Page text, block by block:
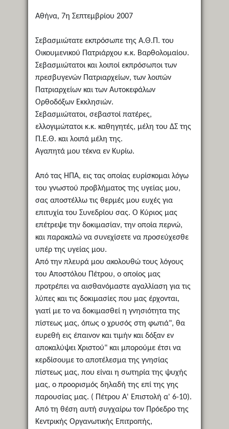
Αθήνα, 7η Σεπτεμβρίου 2007
Σεβασμιώτατε εκπρόσωπε της Α.Θ.Π. του
Οικουμενικού Πατριάρχου κ.κ. Βαρθολομαίου.
Σεβασμιώτατοι και λοιποί εκπρόσωποι των
πρεσβυγενών Πατριαρχείων, των λοιπών
Πατριαρχείων και των Αυτοκεφάλων
Ορθοδόξων Εκκλησιών.
Σεβασμιώτατοι, σεβαστοί πατέρες,
ελλογιμώτατοι κ.κ. καθηγητές, μέλη του ΔΣ της
Π.Ε.Θ. και λοιπά μέλη της.
Αγαπητά μου τέκνα εν Κυρίω.
Από τας ΗΠΑ, εις τας οποίας ευρίσκομαι λόγω
του γνωστού προβλήματος της υγείας μου,
σας αποστέλλω τις θερμές μου ευχές για
επιτυχία του Συνεδρίου σας. Ο Κύριος μας
επέτρεψε την δοκιμασίαν, την οποία περνώ,
και παρακαλώ να συνεχίσετε να προσεύχεσθε
υπέρ της υγείας μου.
Από την πλευρά μου ακολουθώ τους λόγους
του Αποστόλου Πέτρου, ο οποίος μας
προτρέπει να αισθανόμαστε αγαλλίαση για τις
λύπες και τις δοκιμασίες που μας έρχονται,
γιατί με το να δοκιμασθεί η γνησιότητα της
πίστεως μας, όπως ο χρυσός στη φωτιά", θα
ευρεθή εις έπαινον και τιμήν και δόξαν εν
αποκαλύψει Χριστού" και μπορούμε έτσι να
κερδίσουμε το αποτέλεσμα της γνησίας
πίστεως μας, που είναι η σωτηρία της ψυχής
μας, ο προορισμός δηλαδή της επί της γης
παρουσίας μας. ( Πέτρου Α' Επιστολή α' 6-10).
Από τη θέση αυτή συγχαίρω τον Πρόεδρο της
Κεντρικής Οργανωτικής Επιτροπής,